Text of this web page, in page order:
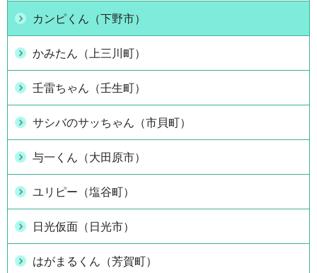
カンピくん（下野市）
かみたん（上三川町）
壬雷ちゃん（壬生町）
サシバのサッちゃん（市貝町）
与一くん（大田原市）
ユリピー（塩谷町）
日光仮面（日光市）
はがまるくん（芳賀町）